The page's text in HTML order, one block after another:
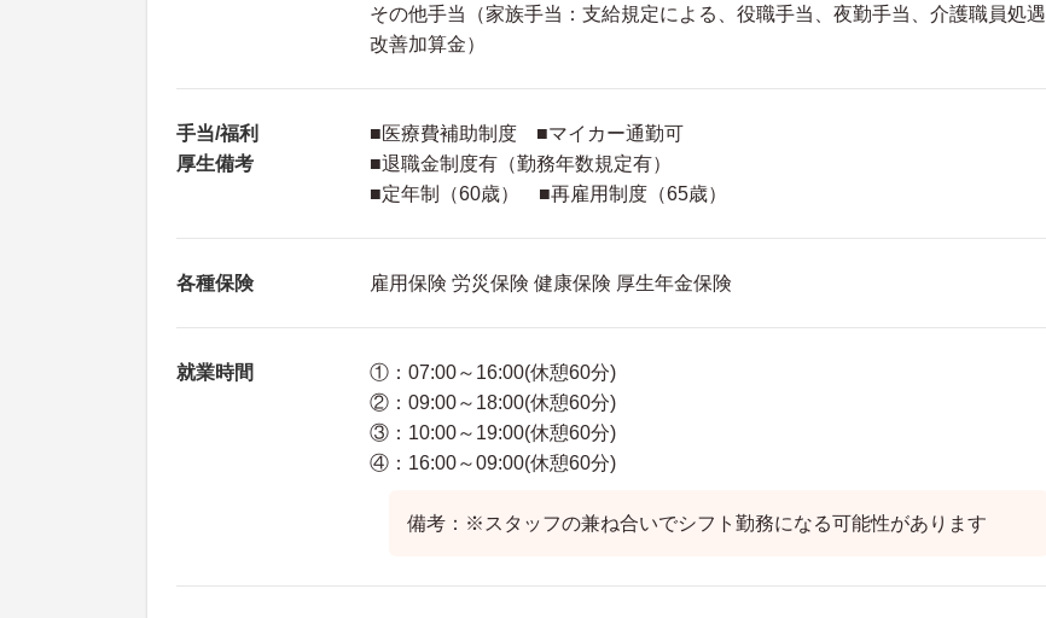
その他手当（家族手当：支給規定による、役職手当、夜勤手当、介護職員処遇
改善加算金）
手当/福利
厚生備考
■医療費補助制度 ■マイカー通勤可
■退職金制度有（勤務年数規定有）
■定年制（60歳） ■再雇用制度（65歳）
各種保険 雇用保険 労災保険 健康保険 厚生年金保険
就業時間
①：07:00～16:00(休憩60分)
②：09:00～18:00(休憩60分)
③：10:00～19:00(休憩60分)
④：16:00～09:00(休憩60分)
備考：※スタッフの兼ね合いでシフト勤務になる可能性があります